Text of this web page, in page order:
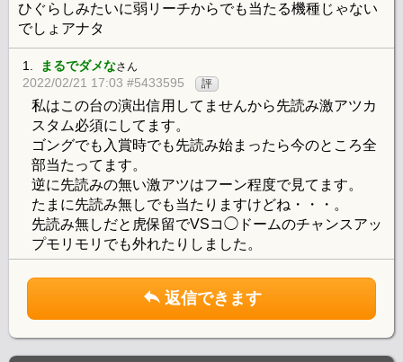
ひぐらしみたいに弱リーチからでも当たる機種じゃない
でしょアナタ
1. まるでダメなさん
2022/02/21 17:03 #5433595 評
私はこの台の演出信用してませんから先読み激アツカ
スタム必須にしてます。
ゴングでも入賞時でも先読み始まったら今のところ全
部当たってます。
逆に先読みの無い激アツはフーン程度で見てます。
たまに先読み無しでも当たりますけどね・・・。
先読み無しだと虎保留でVSコ◯ドームのチャンスアッ
プモリモリでも外れたりしました。
返信できます